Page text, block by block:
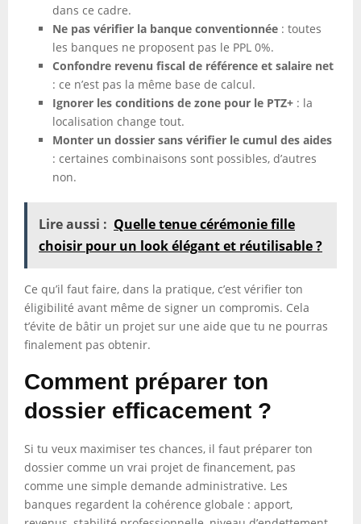
dans ce cadre.
Ne pas vérifier la banque conventionnée : toutes
les banques ne proposent pas le PPL 0%.
Confondre revenu fiscal de référence et salaire net
: ce n’est pas la même base de calcul.
Ignorer les conditions de zone pour le PTZ+ : la
localisation change tout.
Monter un dossier sans vérifier le cumul des aides
: certaines combinaisons sont possibles, d’autres
non.
Lire aussi : Quelle tenue cérémonie fille
choisir pour un look élégant et réutilisable ?
Ce qu’il faut faire, dans la pratique, c’est vérifier ton
éligibilité avant même de signer un compromis. Cela
t’évite de bâtir un projet sur une aide que tu ne pourras
finalement pas obtenir.
Comment préparer ton
dossier efficacement ?
Si tu veux maximiser tes chances, il faut préparer ton
dossier comme un vrai projet de financement, pas
comme une simple demande administrative. Les
banques regardent la cohérence globale : apport,